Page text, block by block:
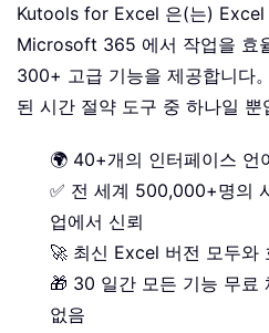
Kutools for Excel 은(는)
Microsoft 365 에서 작업을 효
300+ 고급 기능을 제공합니다
된 시간 절약 도구 중 하나일 뿐
🌍 40+개의 인터페이스 언
✅ 전 세계 500,000+명의
업에서 신뢰
🚀 최신 Excel 버전 모두와
🎁 30 일간 모든 기능 무
없음